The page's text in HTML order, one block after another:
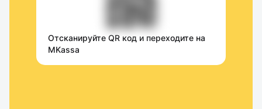
Отсканируйте QR код и переходите на
MKassa